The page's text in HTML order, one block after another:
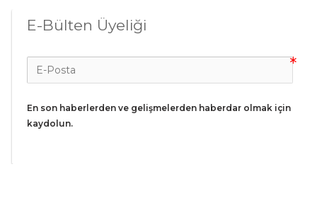
E-Bülten Üyeliği
En son haberlerden ve gelişmelerden haberdar olmak için
kaydolun.